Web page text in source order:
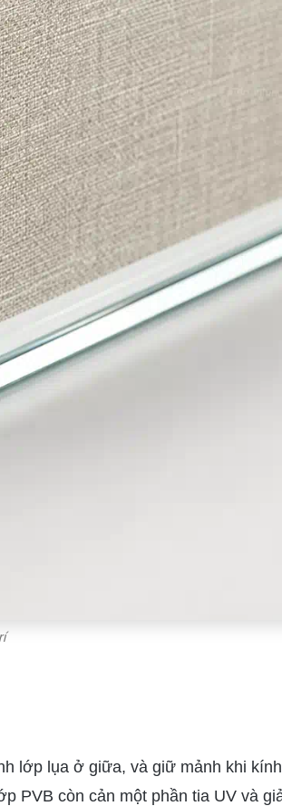
lớp lụa ở giữa, và giữ mảnh khi
PVB còn cản một phần tia UV và